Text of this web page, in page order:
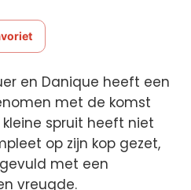
en Danique heeft een
met de komst
spruit heeft niet
op zijn kop gezet,
met een
vreugde.